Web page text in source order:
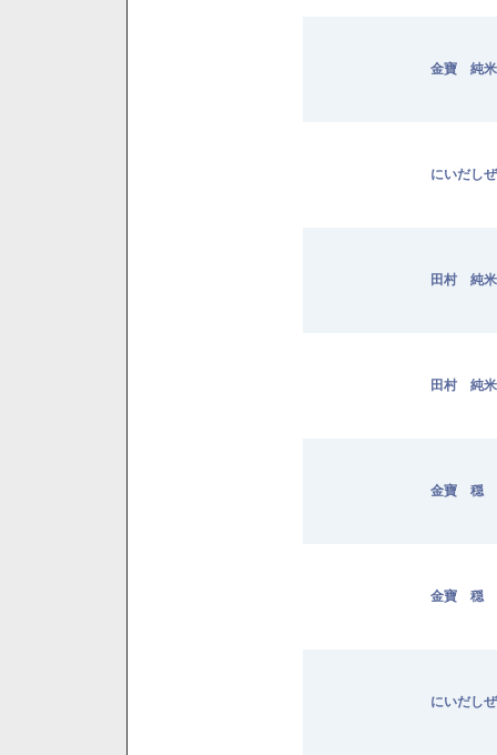
金寶 純
にいだし
田村 純
田村 純
金寶 穏
金寶 穏
にいだし